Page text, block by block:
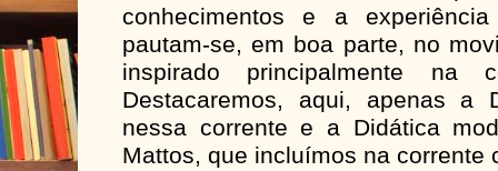
conhecimentos e a
pautam-se, em boa parte, no
inspirado principalmente na
Destacaremos, aqui, apenas a
nessa corrente e a Didática
Mattos, que incluímos na corrente